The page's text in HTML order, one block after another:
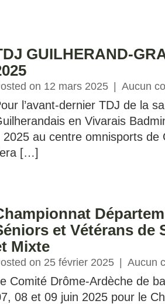
GUILHERAND-
on 12 mars 2025 Aucun
l’avant-dernier TDJ de la
en Vivarais
au centre omnisports de
[…]
et Vétérans de
Mixte
on 25 février 2025 Aucun
Comité Drôme-Ardèche de
08 et 09 juin 2025 pour le